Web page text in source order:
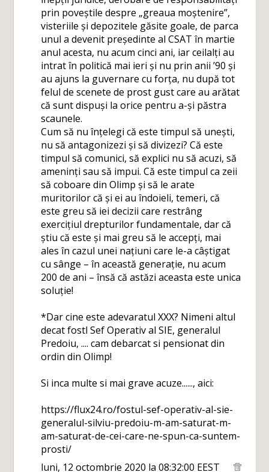
prin poveștile despre „greaua moștenire”,
visteriile și depozitele găsite goale, de parca
unul a devenit președinte al CSAT în martie
anul acesta, nu acum cinci ani, iar ceilalți au
intrat în politică mai ieri și nu prin anii ’90 și
au ajuns la guvernare cu forța, nu după tot
felul de scenete de prost gust care au arătat
că sunt dispuși la orice pentru a-și păstra
scaunele.
Cum să nu înțelegi că este timpul să unești,
nu să antagonizezi și să divizezi? Că este
timpul să comunici, să explici nu să acuzi, să
ameninți sau să impui. Că este timpul ca zeii
să coboare din Olimp și să le arate
muritorilor că și ei au îndoieli, temeri, că
este greu să iei decizii care restrâng
exercițiul drepturilor fundamentale, dar că
știu că este și mai greu să le accepți, mai
ales în cazul unei națiuni care le-a câștigat
cu sânge – în această generație, nu acum
200 de ani – însă că astăzi aceasta este unica
soluție!
*Dar cine este adevaratul XXX? Nimeni altul
decat fostl Sef Operativ al SIE, generalul
Predoiu, .... cam debarcat si pensionat din
ordin din Olimp!
Si inca multe si mai grave acuze......, aici:
https://flux24.ro/fostul-sef-operativ-al-sie-
generalul-silviu-predoiu-m-am-saturat-m-
am-saturat-de-cei-care-ne-spun-ca-suntem-
prosti/
luni, 12 octombrie 2020 la 08:32:00 EEST